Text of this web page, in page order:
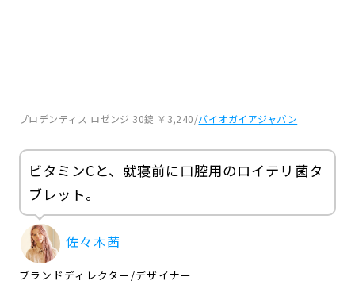
プロデンティス ロゼンジ 30錠 ￥3,240/バイオガイアジャパン
ビタミンCと、就寝前に口腔用のロイテリ菌タ
ブレット。
佐々木茜
ブランドディレクター /デザイナー